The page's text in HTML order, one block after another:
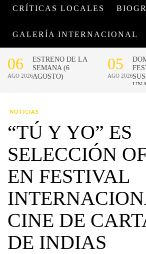
CRÍTICAS LOCALES
GALERÍA INTERNACIONAL
NOTICIAS
“TÚ Y YO” ES
SELECCIÓN
EN FESTIVAL
CINE DE
DE INDIAS